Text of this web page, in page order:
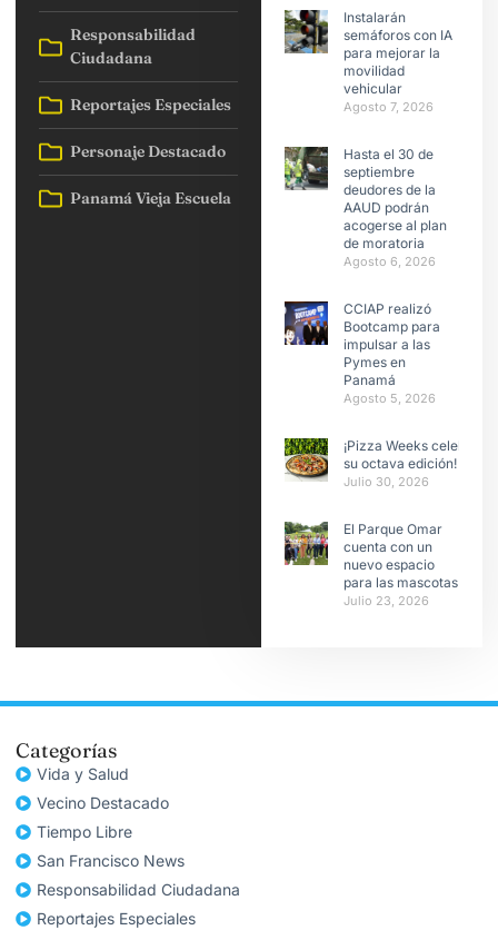
Responsabilidad
Ciudadana
Reportajes Especiales
Personaje Destacado
Panamá Vieja Escuela
Instalarán
semáforos con IA
para mejorar la
movilidad
vehicular
Agosto 7, 2026
Hasta el 30 de
septiembre
deudores de la
AAUD podrán
acogerse al plan
de moratoria
Agosto 6, 2026
CCIAP realizó
Bootcamp para
impulsar a las
Pymes en
Panamá
Agosto 5, 2026
¡Pizza Weeks celebra
su octava edición!
Julio 30, 2026
El Parque Omar
cuenta con un
nuevo espacio
para las mascotas
Julio 23, 2026
Categorías
Vida y Salud
Vecino Destacado
Tiempo Libre
San Francisco News
Responsabilidad Ciudadana
Reportajes Especiales